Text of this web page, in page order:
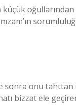
küçük
sonra onu
bizzat ele